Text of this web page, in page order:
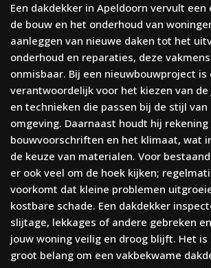
Een dakdekker in Apeldoorn vervult
de bouw en het onderhoud van
aanleggen van nieuwe daken tot het
onderhoud en reparaties, deze
onmisbaar. Bij een nieuwbouwproject is
verantwoordelijk voor het kiezen van
en technieken die passen bij de stijl van
omgeving. Daarnaast houdt hij
bouwvoorschriften en het klimaat, wat
de keuze van materialen. Voor
er ook veel om de hoek kijken;
voorkomt dat kleine problemen
kostbare schade. Een dakdekker
slijtage, lekkages of andere gebreken
jouw woning veilig en droog blijft. Het is
groot belang om een vakbekwame